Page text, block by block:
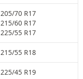
205/70 R17
215/60 R17
225/55 R17
215/55 R18
225/45 R19